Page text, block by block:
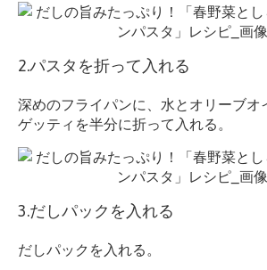
2.パスタを折って入れる
深めのフライパンに、水とオリーブオ
ゲッティを半分に折って入れる。
3.だしパックを入れる
だしパックを入れる。